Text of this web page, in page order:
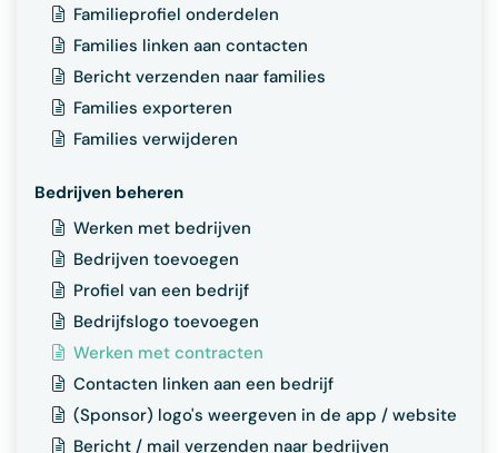
Familieprofiel onderdelen
Families linken aan contacten
Bericht verzenden naar families
Families exporteren
Families verwijderen
Bedrijven beheren
Werken met bedrijven
Bedrijven toevoegen
Profiel van een bedrijf
Bedrijfslogo toevoegen
Werken met contracten
Contacten linken aan een bedrijf
(Sponsor) logo's weergeven in de app / website
Bericht / mail verzenden naar bedrijven